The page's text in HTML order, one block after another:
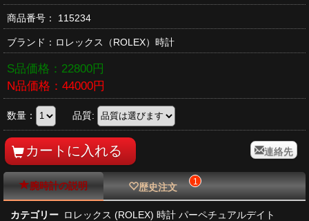
商品番号： 115234
ブランド： ロレックス （ROLEX）時計
S品価格： 22800円
N品価格： 44000円
数量： 品質:
連絡先
腕時計の説明 歴史注文 1
カテゴリー ロレックス (ROLEX) 時計 パーペチュアルデイト